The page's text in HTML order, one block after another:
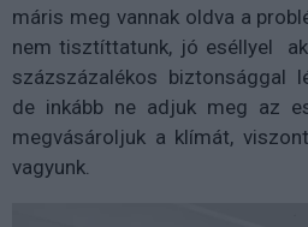
máris meg vannak oldva a
nem tisztíttatunk, jó eséllyel
százszázalékos biztonsággal
de inkább ne adjuk meg az
megvásároljuk a klímát,
vagyunk.